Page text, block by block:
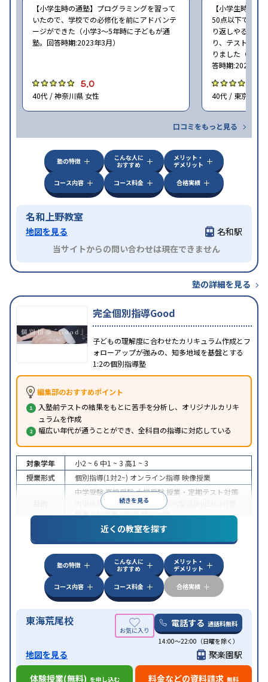
【小学生時の通塾】プログラミングを習って
いたので、学校での必修化を前にアドバンテ
ージができた（小学3〜5年時に子どもが通
塾。回答時期:2023年3月）
5.0
40代 / 神奈川県 女性
【小学生時の通
50点以下でした
り返しやること
り、テストの点
りました（小学
答時期:2023年3
40代 / 東京都 女
口コミをもっと見る
塾の特徴
こんな人に
おすすめ
メリット・
デメリット
コース内容
コース料金 合格実績
名和上野教室
地図を見る
名和駅
当サイトからの問い合わせは現在できません
塾の詳細を見る
完全個別指導Good
子どもの理解度に合わせたカリキュラム作成とフ
ォローアップが強みの、知多地域を基盤とする
1:2の個別指導塾
編集部のおすすめポイント
入塾前テストの結果をもとに苦手を分析し、オリジナルカリキ
ュラムを作成
幅広い年代が通うことができ、全科目の指導に対応している
続きを見る
対象学年 小2 ~ 6 中1 ~ 3 高1 ~ 3
授業形式
個別指導(1対2~) オンライン指導映像授業
中学受験高校受験大学受験 授業・定期テスト対策
内申点対策
学習習慣の定着
総合型選抜(旧AO)対策
推薦入試対策学校別特化対策
特徴
中高一貫校生に対応授業の振替可能
オンライン対応1科目から受講可能季節講習の
みの受講可
近くの教室を探す
塾の特徴
こんな人に
おすすめ
メリット・
デメリット
コース内容
コース料金 合格実績
東海荒尾校 電話する 通話料無料
14:00〜22:00（日曜を除く）
地図を見る
聚楽園駅
体験授業(無料) を申し込む 料金などの資料請求 無料